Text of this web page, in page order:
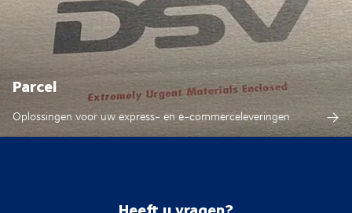
Parcel
Oplossingen voor uw express- en e-commerceleveringen.